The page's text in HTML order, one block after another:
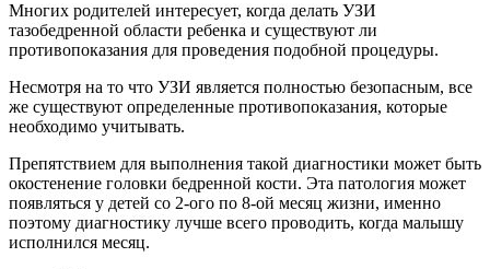
Многих родителей интересует, когда делать УЗИ
тазобедренной области ребенка и существуют ли
противопоказания для проведения подобной процедуры.
Несмотря на то что УЗИ является полностью безопасным, все
же существуют определенные противопоказания, которые
необходимо учитывать.
Препятствием для выполнения такой диагностики может быть
окостенение головки бедренной кости. Эта патология может
появляться у детей со 2-ого по 8-ой месяц жизни, именно
поэтому диагностику лучше всего проводить, когда малышу
исполнился месяц.